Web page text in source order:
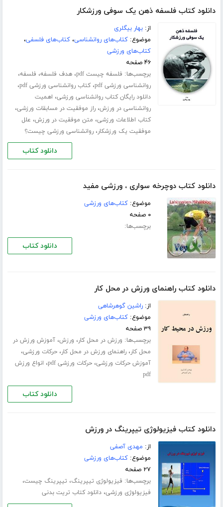
دانلود کتاب فلسفه ذهن یک سوفی ورزشکار
از:بهار بیگلری
موضوع:کتاب‌های روانشناسی،کتاب‌های فلسفی،
کتاب‌های ورزشی
۴۶ صفحه
برچسب‌ها: فلسفه چیست pdf ،هدف فلسفه، فلسفه،
روانشناسی ورزشی pdf ،کتاب روانشناسی ورزشی pdf ،
دانلود رایگان کتاب روانشناسی ورزشی، اهمیت
روانشناسی در ورزش،راز موفقیت در مسابقات ورزشی،
کتاب اطلاعات ورزشی، متن موفقیت در ورزش، علل
موفقیت یک ورزشکار،روانشناسی ورزشی چیست؟
دانلود کتاب
دانلود کتاب دوچرخه سواری ، ورزشی مفید
موضوع:کتاب‌های ورزشی
۰ صفحه
برچسب‌ها:
دانلود کتاب
دانلود کتاب راهنمای ورزش در محل کار
از:راشین گوهرشاهی
موضوع:کتاب‌های ورزشی
۳۹ صفحه
برچسب‌ها: ورزش در محل کار، ورزش،آموزش ورزش در
محل کار،راهنمای ورزش در محل کار،حرکات ورزشی،
آموزش حرکات ورزشی،حرکات ورزشی pdf ، انواع ورزش
pdf
دانلود کتاب
دانلود کتاب فیزیولوژی تیپرینگ در ورزش
از: مهدی آصفی
موضوع:کتاب‌های ورزشی
۲۷ صفحه
برچسب‌ها: فیزیولوژی تیپرینگ، تیپرینگ چیست،
فیزیولوژی ورزشی،دانلود کتاب تریت بدنی